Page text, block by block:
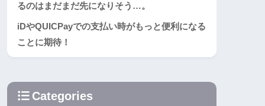
るのはまだまだ先になりそう…。
iDやQUICPayでの支払い時がもっと便利になる
ことに期待！
Categories